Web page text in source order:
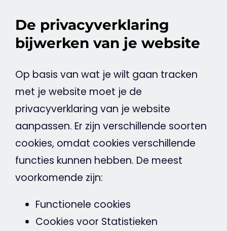
De privacyverklaring
bijwerken van je website
Op basis van wat je wilt gaan tracken
met je website moet je de
privacyverklaring van je website
aanpassen. Er zijn verschillende soorten
cookies, omdat cookies verschillende
functies kunnen hebben. De meest
voorkomende zijn:
Functionele cookies
Cookies voor Statistieken